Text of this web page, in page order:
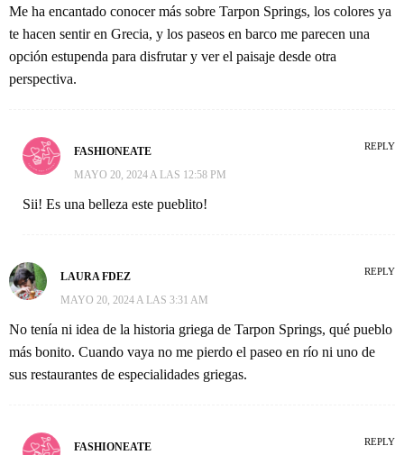
Me ha encantado conocer más sobre Tarpon Springs, los colores ya
te hacen sentir en Grecia, y los paseos en barco me parecen una
opción estupenda para disfrutar y ver el paisaje desde otra
perspectiva.
FASHIONEATE
MAYO 20, 2024 A LAS 12:58 PM
Sii! Es una belleza este pueblito!
REPLY
LAURA FDEZ
MAYO 20, 2024 A LAS 3:31 AM
No tenía ni idea de la historia griega de Tarpon Springs, qué pueblo
más bonito. Cuando vaya no me pierdo el paseo en río ni uno de
sus restaurantes de especialidades griegas.
REPLY
FASHIONEATE
REPLY